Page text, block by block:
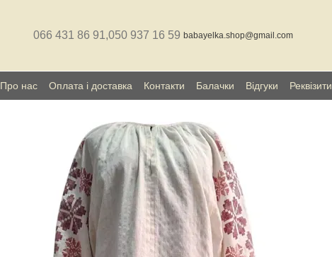
066 431 86 91,050 937 16 59 babayelka.shop@gmail.com
Про нас Оплата і доставка Контакти Балачки Відгуки Реквізити